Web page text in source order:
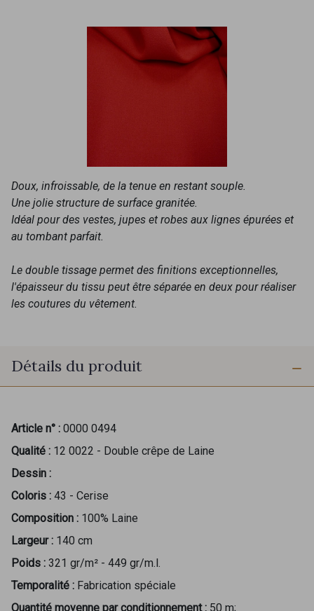
Doux, infroissable, de la tenue en restant souple.
Une jolie structure de surface granitée.
Idéal pour des vestes, jupes et robes aux lignes épurées et
au tombant parfait.
Le double tissage permet des finitions exceptionnelles,
l'épaisseur du tissu peut être séparée en deux pour réaliser
les coutures du vêtement.
Détails du produit
Article n° : 0000 0494
Qualité : 12 0022 - Double crêpe de Laine
Dessin :
Coloris : 43 - Cerise
Composition : 100% Laine
Largeur : 140 cm
Poids : 321 gr/m² - 449 gr/m.l.
Temporalité : Fabrication spéciale
Quantité moyenne par conditionnement : 50 m;